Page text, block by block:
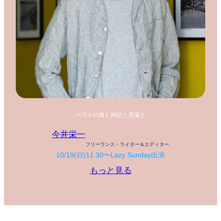
ハワイの海と神話と音楽と
今井栄一
フリーランス・ライター＆エディター
10/19(日)11:30〜Lazy Sunday出演
もっと見る